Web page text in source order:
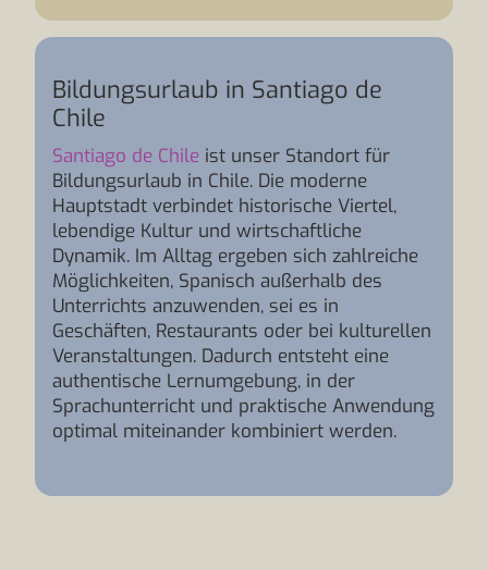
Bildungsurlaub in Santiago de
Chile
Santiago de Chile ist unser Standort für
Bildungsurlaub in Chile. Die moderne
Hauptstadt verbindet historische Viertel,
lebendige Kultur und wirtschaftliche
Dynamik. Im Alltag ergeben sich zahlreiche
Möglichkeiten, Spanisch außerhalb des
Unterrichts anzuwenden, sei es in
Geschäften, Restaurants oder bei kulturellen
Veranstaltungen. Dadurch entsteht eine
authentische Lernumgebung, in der
Sprachunterricht und praktische Anwendung
optimal miteinander kombiniert werden.